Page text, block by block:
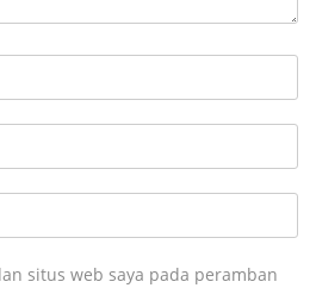
situs web saya pada peramban